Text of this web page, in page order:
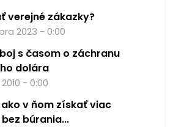
verejné zákazky?
2023 - 0:00
s časom o záchranu
dolára
- 0:00
v ňom získať viac
búrania...